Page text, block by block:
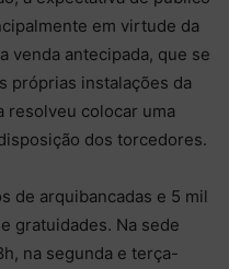
em virtude da
venda antecipada, que se
próprias instalações da
resolveu colocar uma
dos torcedores.
de arquibancadas e 5 mil
gratuidades. Na sede
na segunda e terça-